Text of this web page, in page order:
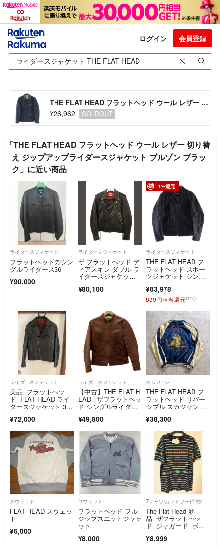
ログイン 会員登録
THE FLAT HEAD フラットヘッド ウール レザー 切り替え ジップアップライダースジャケット ブルゾン ブラック
¥26,962
SOLDOUT
「THE FLAT HEAD フラットヘッド ウール レザー 切り替
え ジップアップライダースジャケット ブルゾン ブラッ
ク」に近い商品
ライダースジャケット
フラットヘッドのシン
グルライダース36
¥90,000
ライダースジャケット
ザ フラットヘッド デ
ィアスキン ダブル ラ
イダースジャケッ
¥80,100
1%還元
ライダースジャケット
THE FLAT HEAD フ
ラットヘッド スポー
ツジャケット シング
ト バイカーブルゾ
ン ダークブラウン
¥83,978
839円相当還元(1%)
ライダースジャケット
美品 フラットヘッ
ド FLAT HEAD ライ
ダースジャケット 36
¥72,000
ライダースジャケット
【中古】THE FLAT H
EAD | ザフラットヘッ
ド シングルライダー
ット SRJ-02 ブラウ
ン サイズ：38【尾張
小牧店】
¥49,800
スカジャン
THE FLAT HEAD フ
ラットヘッド リバー
シブル スカジャン タ
¥38,300
スウェット
FLAT HEAD スウェッ
ト
¥6,000
スウェット
フラットヘッド フル
ジップスエットジャケ
ット
¥8,000
Tシャツ/カットソー(半袖/袖なし)
The Flat Head 新
品 ザフラットヘッ
ド ジャガード ボー
製 XL
¥8,999